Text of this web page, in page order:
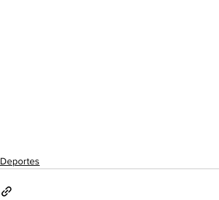
Deportes